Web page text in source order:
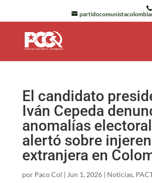
El candidato
Iván Cepeda
anomalías
alertó sobre
extranjera en
por Paco Col | Jun 1, 2026| Noticias,